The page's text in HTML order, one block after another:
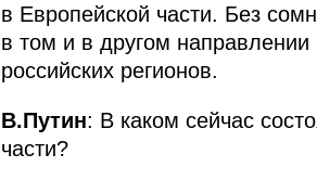
в Европейской части. Без
в том и в другом
российских регионов.
В.Путин: В каком сейчас
части?